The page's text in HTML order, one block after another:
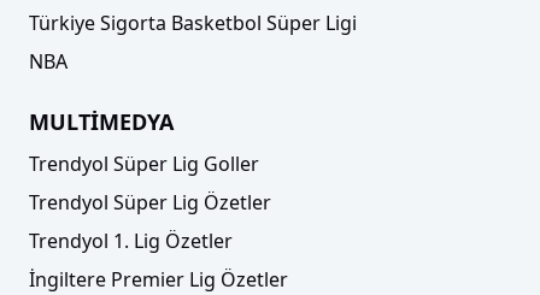
Türkiye Sigorta Basketbol Süper Ligi
NBA
MULTİMEDYA
Trendyol Süper Lig Goller
Trendyol Süper Lig Özetler
Trendyol 1. Lig Özetler
İngiltere Premier Lig Özetler